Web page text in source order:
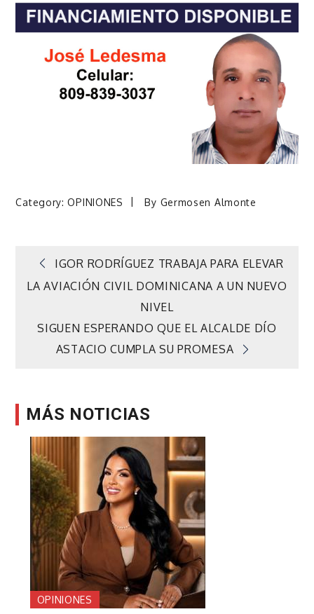
Category:OPINIONES By Germosen Almonte
Navegación
entradas
IGOR RODRÍGUEZ TRABAJA PARA ELEVAR
LA AVIACIÓN CIVIL DOMINICANA A UN NUEVO
NIVEL
SIGUEN ESPERANDO QUE EL ALCALDE DÍO
ASTACIO CUMPLA SU PROMESA
MÁS NOTICIAS
OPINIONES